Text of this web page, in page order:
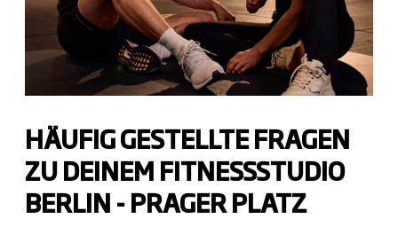
HÄUFIG GESTELLTE FRAGEN
ZU DEINEM FITNESSSTUDIO
BERLIN - PRAGER PLATZ